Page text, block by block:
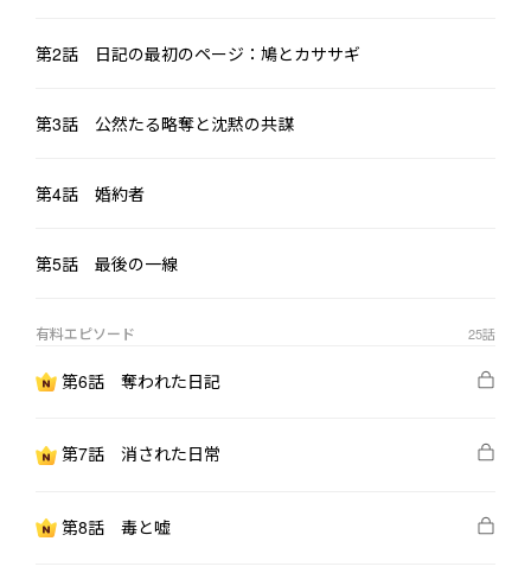
なぜ、もう取り返しがつかないのか。
養女が死んだその日から始まる、
決して巻き戻せない“真実”の物語。
第2話 日記の最初のページ：鳩とカササギ
第3話 公然たる略奪と沈黙の共謀
第4話 婚約者
第5話 最後の一線
有料エピソード 25話
第6話 奪われた日記
第7話 消された日常
第8話 毒と嘘